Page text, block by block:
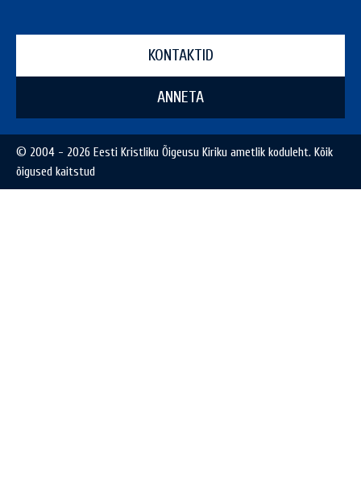
KONTAKTID
ANNETA
© 2004 - 2026 Eesti Kristliku Õigeusu Kiriku ametlik koduleht. Kõik
õigused kaitstud